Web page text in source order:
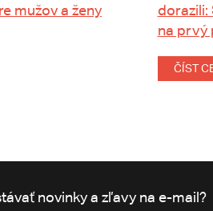
mužov a ženy
dorazili:
na prvý
ČÍST
novinky a zľavy na e-mail?